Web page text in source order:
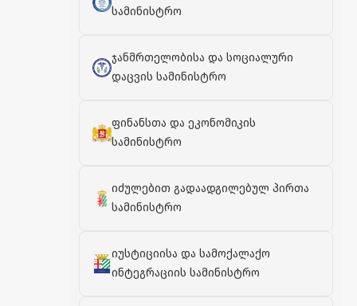
სამინისტრო
ჯანმრთელობისა და სოციალური
დაცვის სამინისტრო
ფინანსთა და ეკონომიკის
სამინისტრო
იძულებით გადაადგილებულ პირთა
სამინისტრო
იუსტიციისა და სამოქალაქო
ინტეგრაციის სამინისტრო